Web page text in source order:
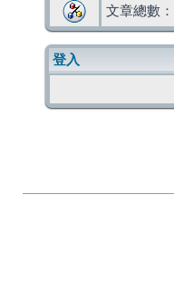
文章總數：
登入